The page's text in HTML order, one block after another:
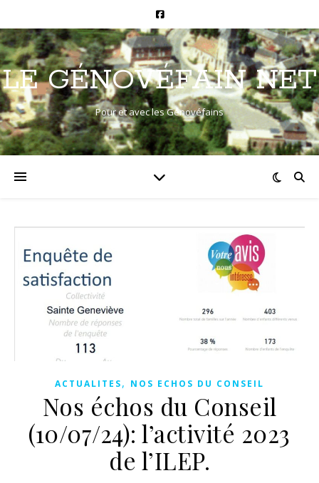
LE GÉNOVÉFAIN NET
Pour et avec les Génovéfains
ACTUALITES, NOS ECHOS DU CONSEIL
Nos échos du Conseil
(10/07/24): l’activité 2023
de l’ILEP.